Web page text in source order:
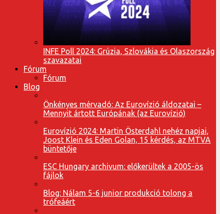
INFE Poll 2024: Grúzia, Szlovákia és Olaszország
szavazatai
Fórum
Fórum
Blog
Önkényes mérvadó: Az Eurovízió áldozatai –
Mennyit ártott Európának (az Eurovízió)
Eurovízió 2024: Martin Österdahl nehéz napjai,
Joost Klein és Eden Golan, 15 kérdés, az MTVA
büntetője
ESC Hungary archivum: előkerültek a 2005-ös
fájlok
Blog: Nálam 5-6 junior produkció tolong a
trófeáért